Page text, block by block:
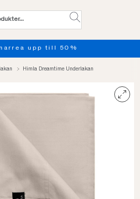
50%
Himla Dreamtime Underlakan